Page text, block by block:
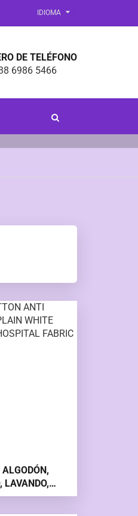
IDIOMA
DE TELÉFONO
6986 5466
LAVANDO,
DE